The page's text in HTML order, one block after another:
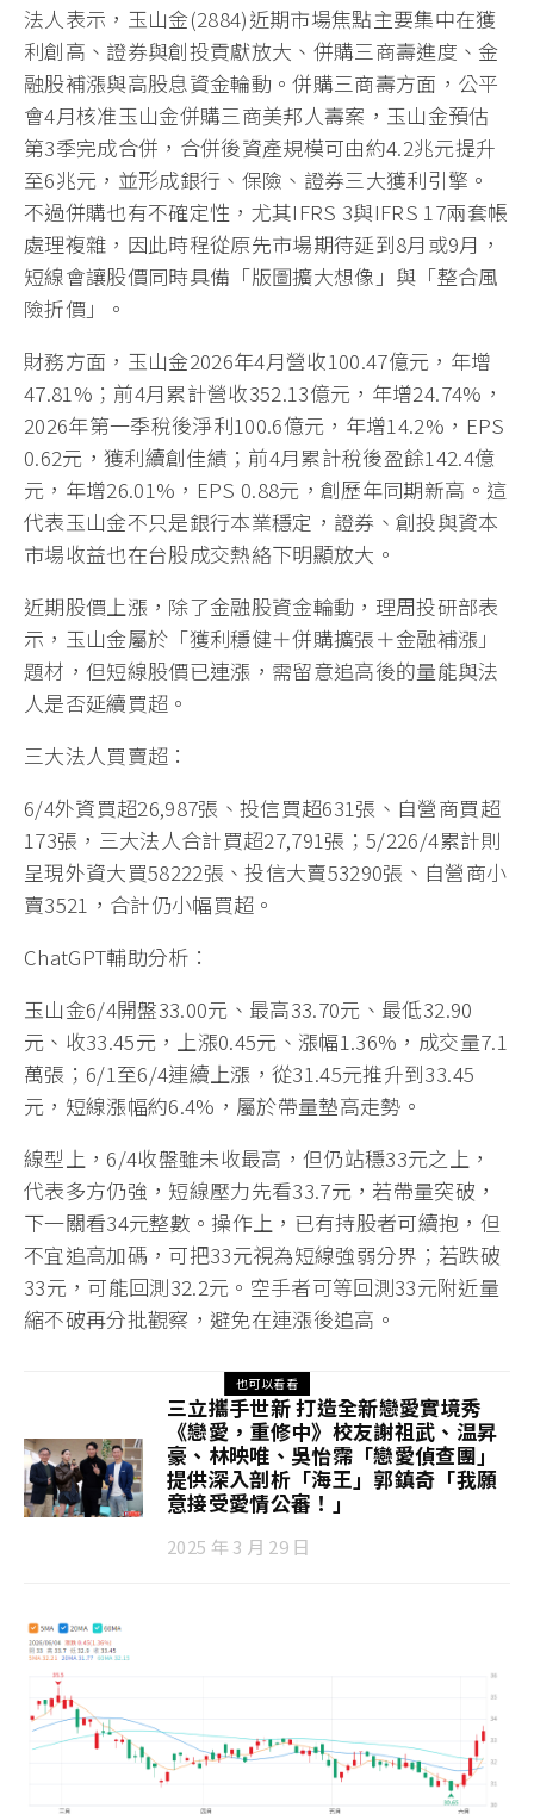
法人表示，玉山金(2884)近期市場焦點主要集中在獲
利創高、證券與創投貢獻放大、併購三商壽進度、金
融股補漲與高股息資金輪動。併購三商壽方面，公平
會4月核准玉山金併購三商美邦人壽案，玉山金預估
第3季完成合併，合併後資產規模可由約4.2兆元提升
至6兆元，並形成銀行、保險、證券三大獲利引擎。
不過併購也有不確定性，尤其IFRS 3與IFRS 17兩套帳
處理複雜，因此時程從原先市場期待延到8月或9月，
短線會讓股價同時具備「版圖擴大想像」與「整合風
險折價」。
財務方面，玉山金2026年4月營收100.47億元，年增
47.81%；前4月累計營收352.13億元，年增24.74%，
2026年第一季稅後淨利100.6億元，年增14.2%，EPS
0.62元，獲利續創佳績；前4月累計稅後盈餘142.4億
元，年增26.01%，EPS 0.88元，創歷年同期新高。這
代表玉山金不只是銀行本業穩定，證券、創投與資本
市場收益也在台股成交熱絡下明顯放大。
近期股價上漲，除了金融股資金輪動，理周投研部表
示，玉山金屬於「獲利穩健＋併購擴張＋金融補漲」
題材，但短線股價已連漲，需留意追高後的量能與法
人是否延續買超。
三大法人買賣超：
6/4外資買超26,987張、投信買超631張、自營商買超
173張，三大法人合計買超27,791張；5/226/4累計則
呈現外資大買58222張、投信大賣53290張、自營商小
賣3521，合計仍小幅買超。
ChatGPT輔助分析：
玉山金6/4開盤33.00元、最高33.70元、最低32.90
元、收33.45元，上漲0.45元、漲幅1.36%，成交量7.1
萬張；6/1至6/4連續上漲，從31.45元推升到33.45
元，短線漲幅約6.4%，屬於帶量墊高走勢。
線型上，6/4收盤雖未收最高，但仍站穩33元之上，
代表多方仍強，短線壓力先看33.7元，若帶量突破，
下一關看34元整數。操作上，已有持股者可續抱，但
不宜追高加碼，可把33元視為短線強弱分界；若跌破
33元，可能回測32.2元。空手者可等回測33元附近量
縮不破再分批觀察，避免在連漲後追高。
也可以看看
三立攜手世新 打造全新戀愛實境秀
《戀愛，重修中》校友謝祖武、温昇
豪、林映唯、吳怡霈「戀愛偵查團」
提供深入剖析「海王」郭鎮奇「我願
意接受愛情公審！」
2025 年 3 月 29 日